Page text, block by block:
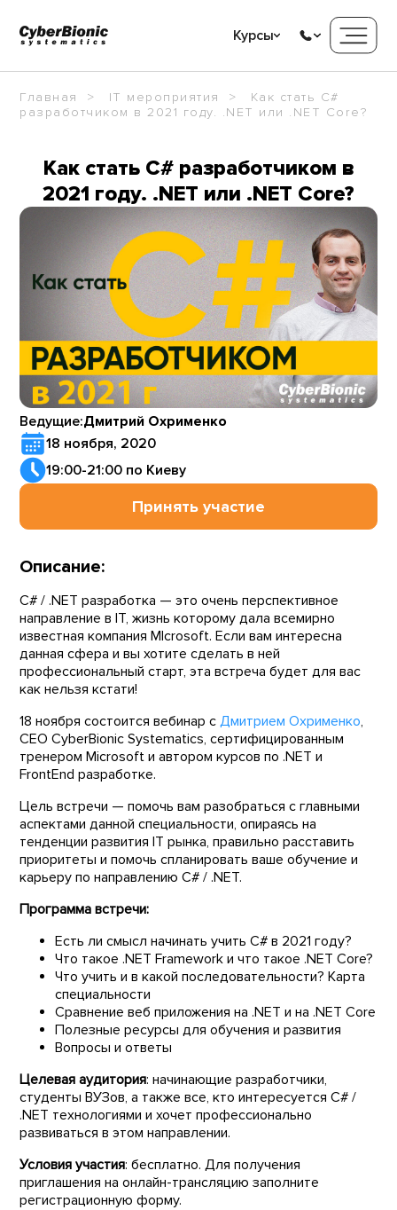
Курсы
Главная IT мероприятия
Как стать C#
разработчиком в 2021 году. .NET или .NET Core?
Как стать C# разработчиком в
2021 году. .NET или .NET Core?
18 ноября, 2020
19:00-21:00 по Киеву
Ведущие:Дмитрий Охрименко
Принять участие
Описание:
C# / .NET разработка — это очень перспективное
направление в IT, жизнь которому дала всемирно
известная компания MIcrosoft. Если вам интересна
данная сфера и вы хотите сделать в ней
профессиональный старт, эта встреча будет для вас
как нельзя кстати!
18 ноября состоится вебинар сДмитрием Охрименко,
CEO CyberBionic Systematics, сертифицированным
тренером Microsoft и автором курсов по .NET и
FrontEnd разработке.
Цель встречи — помочь вам разобраться с главными
аспектами данной специальности, опираясь на
тенденции развития IT рынка, правильно расставить
приоритеты и помочь спланировать ваше обучение и
карьеру по направлению C# / .NET.
Программа встречи:
Есть ли смысл начинать учить C# в 2021 году?
Что такое .NET Framework и что такое .NET Core?
Что учить и в какой последовательности? Карта
специальности
Сравнение веб приложения на .NET и на .NET Core
Полезные ресурсы для обучения и развития
Вопросы и ответы
Целевая аудитория: начинающие разработчики,
студенты ВУЗов, а также все, кто интересуется C# /
.NET технологиями и хочет профессионально
развиваться в этом направлении.
Условия участия: бесплатно. Для получения
приглашения на онлайн-трансляцию заполните
регистрационную форму.